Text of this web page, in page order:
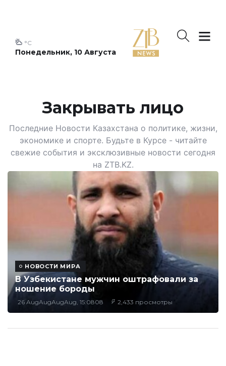
Понедельник, 10 Августа
°C
Закрывать лицо
Последние Новости Казахстана о политике, жизни,
экономике и спорте. Будьте в Курсе - читайте
свежие события и эксклюзивные новости сегодня
на ZTB.KZ.
НОВОСТИ МИРА
В Узбекистане мужчин оштрафовали за
ношение бороды
26 AugAugAugAug, 15:0808 2,433 просмотры